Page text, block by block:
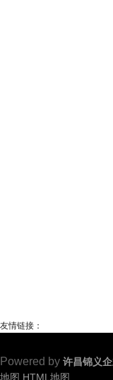
友情链接：
Powered by 许昌锦义
地图 HTML地图